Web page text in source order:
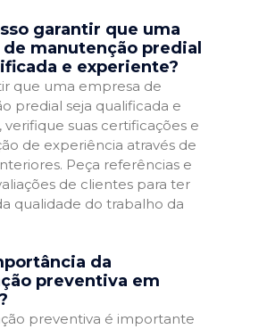
garantir que uma
de manutenção predial
e experiente?
que uma empresa de
predial seja qualificada e
suas certificações e
de experiência através de
Peça referências e
de clientes para ter
qualidade do trabalho da
da
preventiva em
preventiva é importante